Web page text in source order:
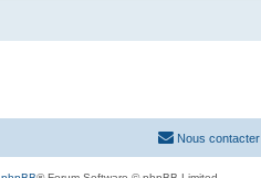
Nous contacter